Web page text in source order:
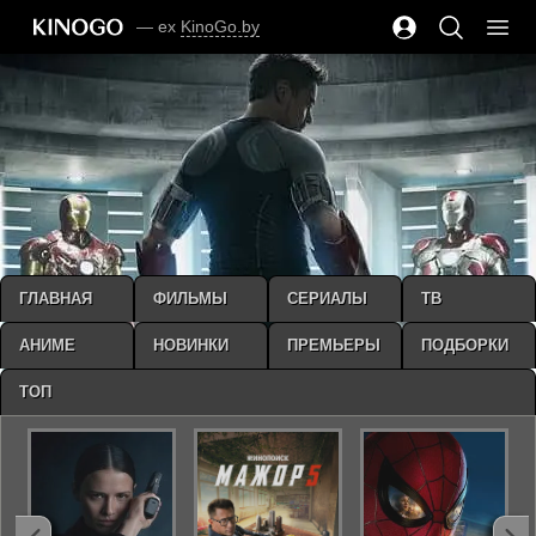
— ex KinoGo.by
ГЛАВНАЯ ФИЛЬМЫ СЕРИАЛЫ ТВ
АНИМЕ НОВИНКИ ПРЕМЬЕРЫ ПОДБОРКИ
ТОП